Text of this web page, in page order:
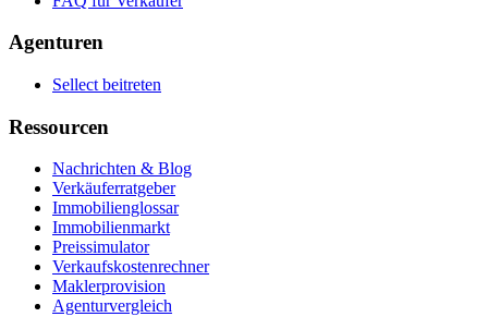
Agenturen
Sellect beitreten
Ressourcen
Nachrichten & Blog
Verkäuferratgeber
Immobilienglossar
Immobilienmarkt
Preissimulator
Verkaufskostenrechner
Maklerprovision
Agenturvergleich